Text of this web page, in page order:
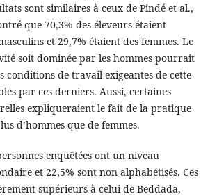
sont similaires à ceux de Pindé et al.,
que 70,3% des éleveurs étaient
et 29,7% étaient des femmes. Le
soit dominée par les hommes pourrait
conditions de travail exigeantes de cette
par ces derniers. Aussi, certaines
expliqueraient le fait de la pratique
d’hommes que de femmes.
enquêtées ont un niveau
et 22,5% sont non alphabétisés. Ces
supérieurs à celui de Beddada,